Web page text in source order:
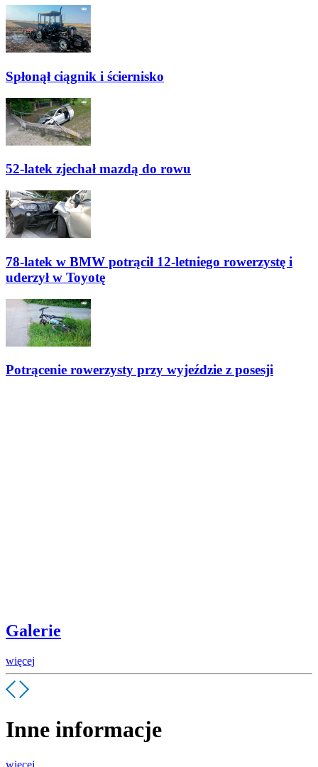
Spłonął ciągnik i ściernisko
52-latek zjechał mazdą do rowu
78-latek w BMW potrącił 12-letniego rowerzystę i
uderzył w Toyotę
Potrącenie rowerzysty przy wyjeździe z posesji
Galerie
więcej
Inne informacje
więcej